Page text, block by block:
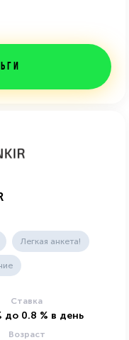
Легкая анкета!
Ставка
до 0.8 % в день
Возраст